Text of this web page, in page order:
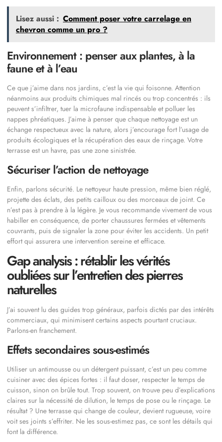
Lisez aussi : Comment poser votre carrelage en
chevron comme un pro ?
Environnement : penser aux plantes, à la
faune et à l’eau
Ce que j’aime dans nos jardins, c’est la vie qui foisonne. Attention
néanmoins aux produits chimiques mal rincés ou trop concentrés : ils
peuvent s’infiltrer, tuer la microfaune indispensable et polluer les
nappes phréatiques. J’aime à penser que chaque nettoyage est un
échange respectueux avec la nature, alors j’encourage fort l’usage de
produits écologiques et la récupération des eaux de rinçage. Votre
terrasse est un havre, pas une zone sinistrée.
Sécuriser l’action de nettoyage
Enfin, parlons sécurité. Le nettoyeur haute pression, même bien réglé,
projette des éclats, des petits cailloux ou des morceaux de joint. Ce
n’est pas à prendre à la légère. Je vous recommande vivement de vous
habiller en conséquence, de porter chaussures fermées et vêtements
couvrants, puis de signaler la zone pour éviter les accidents. Un petit
effort qui assurera une intervention sereine et efficace.
Gap analysis : rétablir les vérités
oubliées sur l’entretien des pierres
naturelles
J’ai souvent lu des guides trop généraux, parfois dictés par des intérêts
commerciaux, qui minimisent certains aspects pourtant cruciaux.
Parlons-en franchement.
Effets secondaires sous-estimés
Utiliser un antimousse ou un détergent puissant, c’est un peu comme
cuisiner avec des épices fortes : il faut doser, respecter le temps de
cuisson, sinon on brûle tout. Trop souvent, on trouve peu d’explications
claires sur la nécessité de dilution, le temps de pose ou le rinçage. Le
résultat ? Une terrasse qui change de couleur, devient rugueuse, voire
voit ses joints s’effriter. Ne les sous-estimez pas, ce sont les détails qui
font la différence.